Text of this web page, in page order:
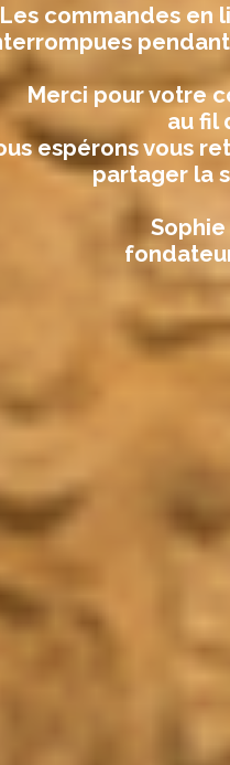
Les commandes en
Merci pour votre
au fil
espérons vous
partager la